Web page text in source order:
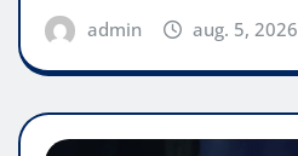
admin aug. 5, 2026